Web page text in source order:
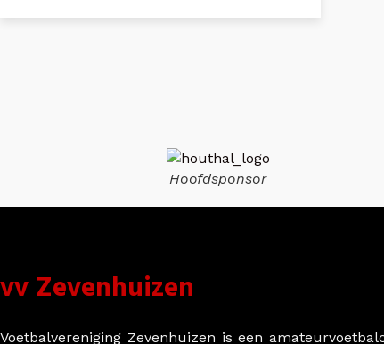
Hoofdsponsor
vv Zevenhuizen
Voetbalvereniging Zevenhuizen is een